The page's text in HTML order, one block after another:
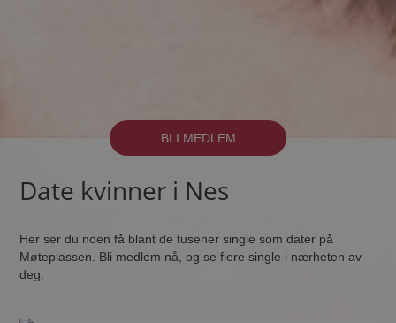
BLI MEDLEM
Date kvinner i Nes
Her ser du noen få blant de tusener single som dater på
Møteplassen. Bli medlem nå, og se flere single i nærheten av
deg.